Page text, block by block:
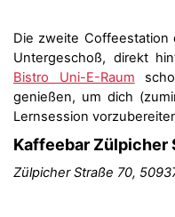
Die zweite Coffeestation
Untergeschoß, direkt
Bistro Uni-E-Raum
genießen, um dich
Lernsession
Kaffeebar Zülpicher
Zülpicher Straße 70,